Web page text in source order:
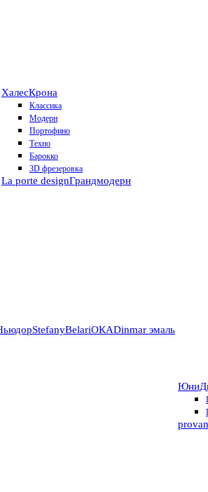
ХалесКрона
Классика
Модерн
Портофино
Техно
Барокко
3D фрезеровка
La porte designГрандмодерн
StefanyBelariОКАDinmar эмаль